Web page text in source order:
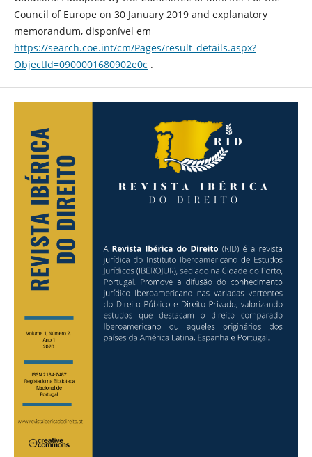
Council of Europe on 30 January 2019 and explanatory
memorandum, disponível em
https://search.coe.int/cm/Pages/result_details.aspx?
ObjectId=0900001680902e0c .